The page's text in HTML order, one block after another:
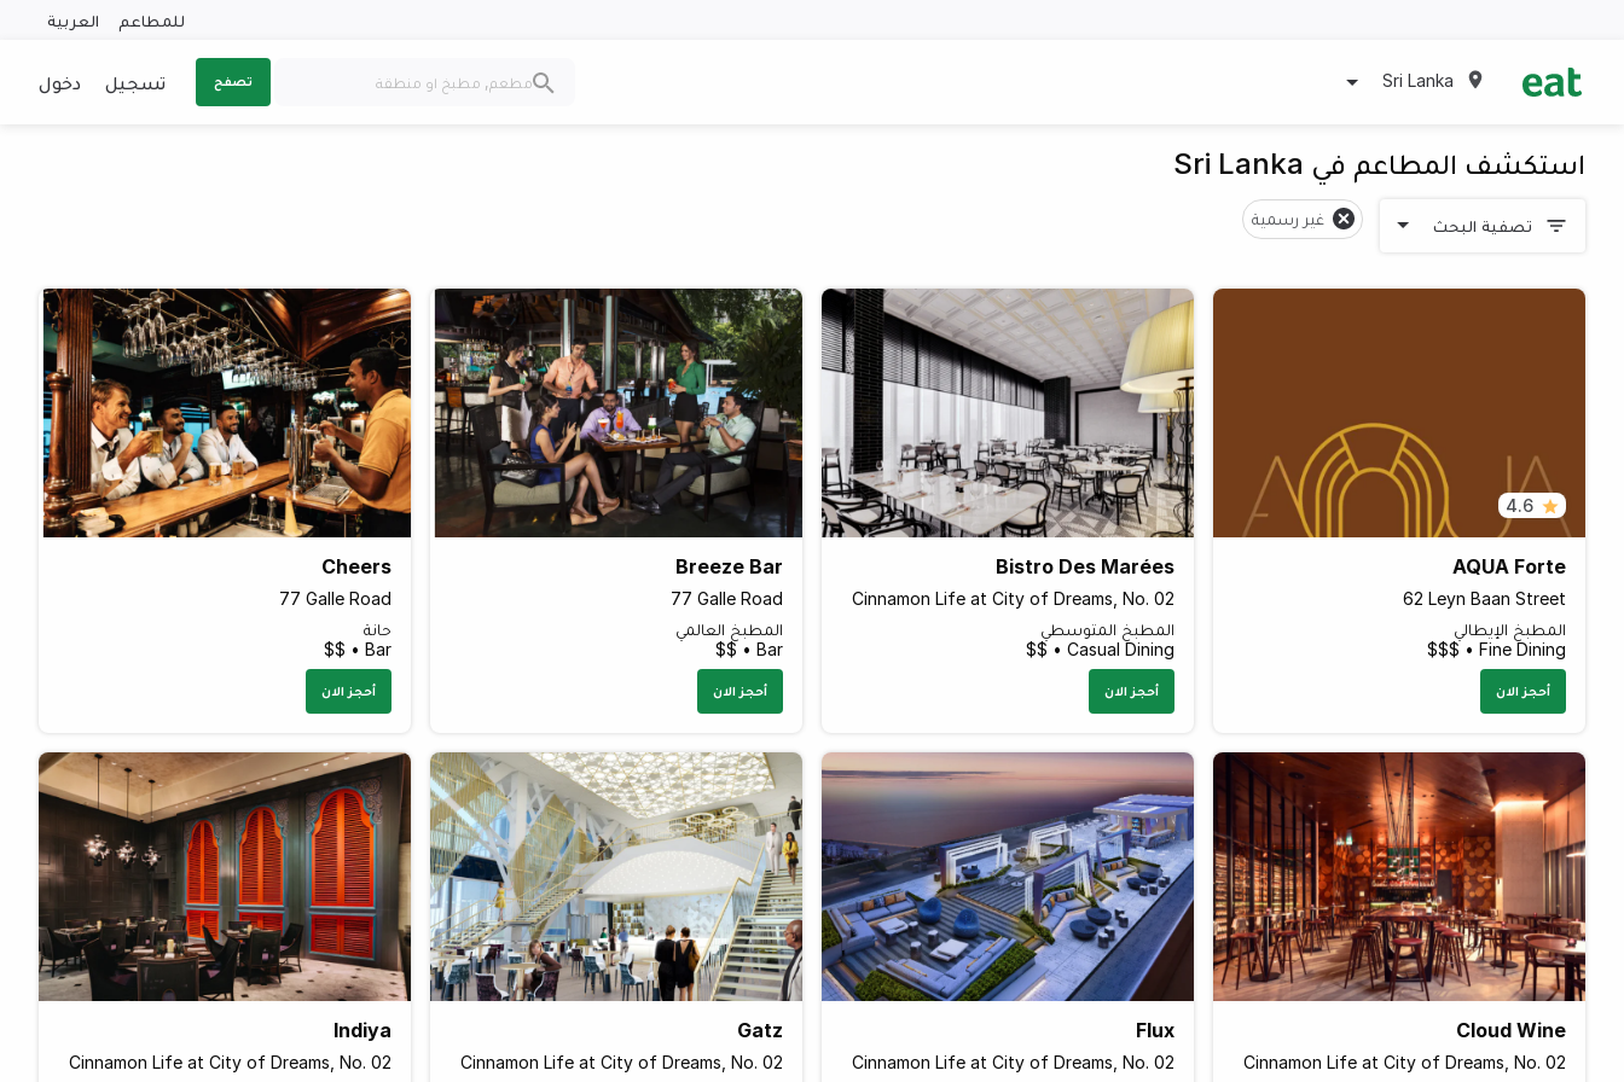
للمطاعم العربية
Sri Lanka تصفح تسجيل دخول
استكشف المطاعم في Sri Lanka
تصفية البحث غير رسمية
4.6
AQUA Forte
62 Leyn Baan Street
المطبخ الإيطالي
Fine Dining • $$$
أحجز الان
Bistro Des Marées
Cinnamon Life at City of Dreams, No. 02
المطبخ المتوسطي
Casual Dining • $$
أحجز الان
Breeze Bar
77 Galle Road
المطبخ العالمي
Bar • $$
أحجز الان
Cheers
77 Galle Road
حانة
Bar • $$
أحجز الان
Cloud Wine
Cinnamon Life at City of Dreams, No. 02
Flux
Cinnamon Life at City of Dreams, No. 02
Gatz
Cinnamon Life at City of Dreams, No. 02
Indiya
Cinnamon Life at City of Dreams, No. 02